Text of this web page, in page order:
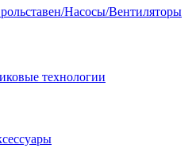
Насосы/Вентиляторы
технологии